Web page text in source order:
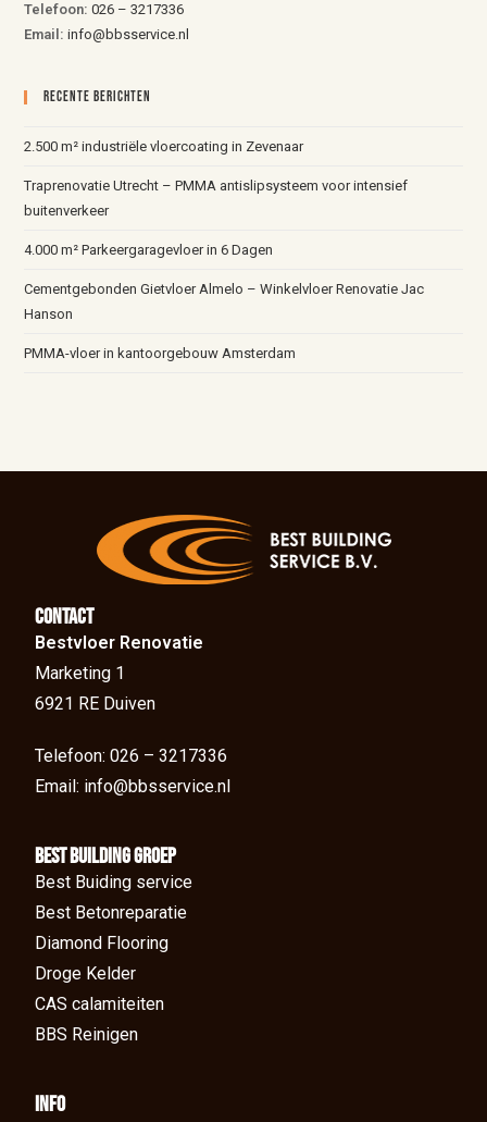
Telefoon:026 – 3217336
Email: info@bbsservice.nl
Recente Berichten
2.500 m² industriële vloercoating in Zevenaar
Traprenovatie Utrecht – PMMA antislipsysteem voor intensief
buitenverkeer
4.000 m² Parkeergaragevloer in 6 Dagen
Cementgebonden Gietvloer Almelo – Winkelvloer Renovatie Jac
Hanson
PMMA-vloer in kantoorgebouw Amsterdam
Contact
Bestvloer Renovatie
Marketing 1
6921 RE Duiven
Telefoon: 026 – 3217336
Email: info@bbsservice.nl
BEst Building groep
Best Buiding service
Best Betonreparatie
Diamond Flooring
Droge Kelder
CAS calamiteiten
BBS Reinigen
Info